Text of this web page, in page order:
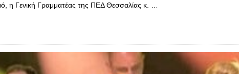
η Γενική Γραμματέας της ΠΕΔ Θεσσαλίας κ. …